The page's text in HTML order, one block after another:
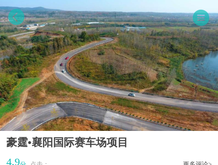
豪霆•襄阳国际赛车场项目
4.9